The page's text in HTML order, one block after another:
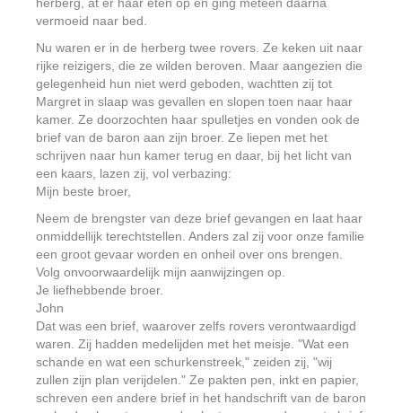
vermoeid naar bed.
Nu waren er in de herberg twee rovers. Ze keken uit naar
rijke reizigers, die ze wilden beroven. Maar aangezien die
gelegenheid hun niet werd geboden, wachtten zij tot
Margret in slaap was gevallen en slopen toen naar haar
kamer. Ze doorzochten haar spulletjes en vonden ook de
brief van de baron aan zijn broer. Ze liepen met het
schrijven naar hun kamer terug en daar, bij het licht van
een kaars, lazen zij, vol verbazing:
Mijn beste broer,
Neem de brengster van deze brief gevangen en laat haar
onmiddellijk terechtstellen. Anders zal zij voor onze familie
een groot gevaar worden en onheil over ons brengen.
Volg onvoorwaardelijk mijn aanwijzingen op.
Je liefhebbende broer.
John
Dat was een brief, waarover zelfs rovers verontwaardigd
waren. Zij hadden medelijden met het meisje. "Wat een
schande en wat een schurkenstreek," zeiden zij, "wij
zullen zijn plan verijdelen." Ze pakten pen, inkt en papier,
schreven een andere brief in het handschrift van de baron